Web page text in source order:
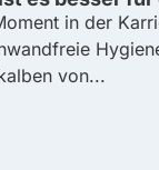
in der
von...